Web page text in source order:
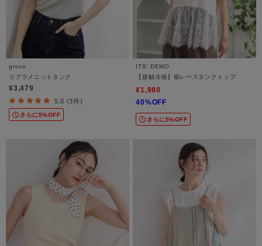
grove
リブラメニットタンク
¥3,479
5.0 (3件)
さらに5%OFF
ITS' DEMO
【接触冷感】裾レースタンクトップ
¥1,980
40%OFF
さらに5%OFF